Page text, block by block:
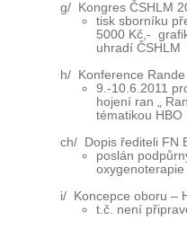
g/ Kongres ČSHLM
tisk sborníku
5000 Kč,-
uhradí ČSHLM
h/ Konference
9.-10.6.2011
hojení ran „
tématikou HBO
ch/ Dopis řediteli FN
poslán
i/ Koncepce oboru –
t.č. není